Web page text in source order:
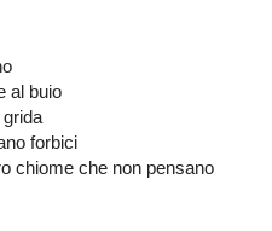
al buio
grida
forbici
chiome che non pensano